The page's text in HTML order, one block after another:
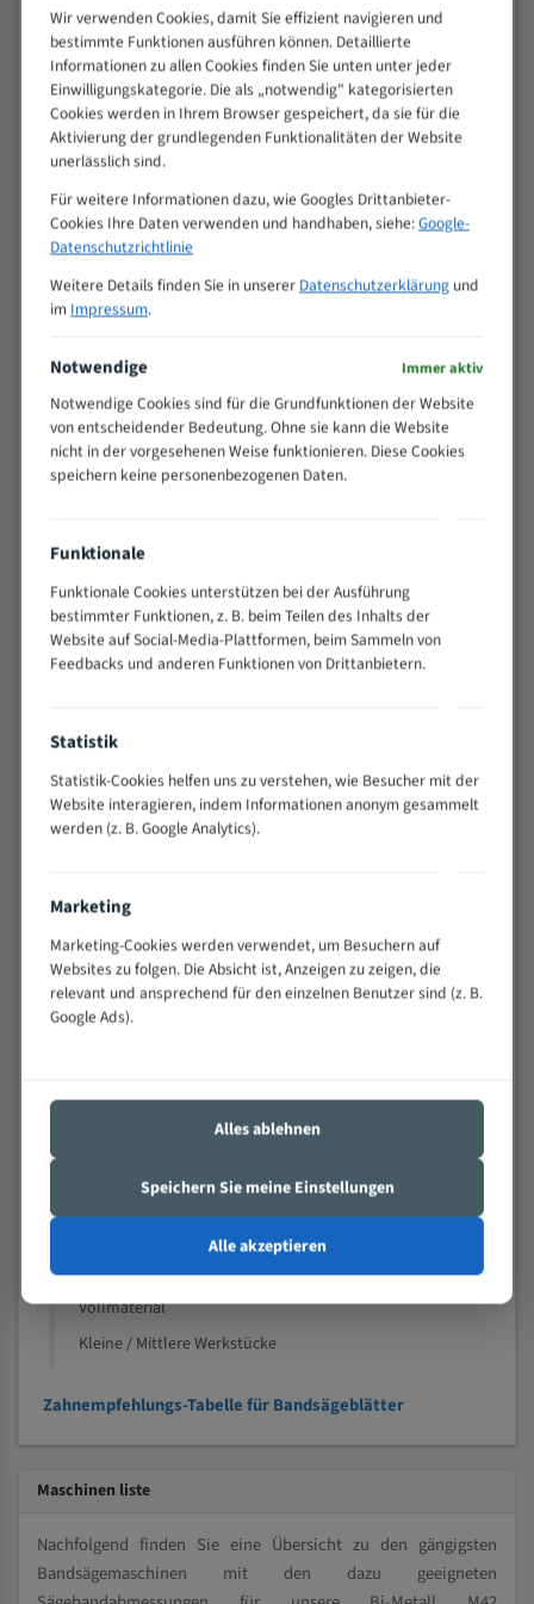
30
4/5
50
80
> 100
VOLLMATERIAL
M (mm)
Zähne pro
Zoll (ZpZ))
>
10/14
15 - 40
8/12
25 - 50
35 - 70
80 - 180
3/4
130 -
350
2/3
200 -
> 500
0,75/1,25
Vorteile:
Widerstandsfähig gegen Zahnbruch auch bei
schwierigen Werkstücken (Materialmischung,
wechselnde Verbindungslängen)
Sehr geringe Vibration
Technische Beschreibung:
Positiver Spanwinkel
Bandkörper aus hochlegiertem Federstahl
Nichteisenmetalle
Speziell entwickelt für Profile / Rohre
Vollmaterial
Kleine / Mittlere Werkstücke
Zahnempfehlungs-Tabelle für Bandsägeblätter
Maschinen liste
Nachfolgend finden Sie eine Übersicht zu den gängigsten
Bandsägemaschinen mit den dazu geeigneten
Wir verwenden Cookies, damit Sie effizient navigieren und
bestimmte Funktionen ausführen können. Detaillierte
Informationen zu allen Cookies finden Sie unten unter jeder
Einwilligungskategorie. Die als „notwendig" kategorisierten
Cookies werden in Ihrem Browser gespeichert, da sie für die
Aktivierung der grundlegenden Funktionalitäten der Website
unerlässlich sind.
Für weitere Informationen dazu, wie Googles Drittanbieter-
Cookies Ihre Daten verwenden und handhaben, siehe:Google-
Datenschutzrichtlinie
Weitere Details finden Sie in unserer Datenschutzerklärungund
im Impressum.
Notwendige Immer aktiv
Notwendige Cookies sind für die Grundfunktionen der Website
von entscheidender Bedeutung. Ohne sie kann die Website
nicht in der vorgesehenen Weise funktionieren. Diese Cookies
speichern keine personenbezogenen Daten.
Funktionale
Funktionale Cookies unterstützen bei der Ausführung
bestimmter Funktionen, z. B. beim Teilen des Inhalts der
Website auf Social-Media-Plattformen, beim Sammeln von
Feedbacks und anderen Funktionen von Drittanbietern.
Statistik
Statistik-Cookies helfen uns zu verstehen, wie Besucher mit der
Website interagieren, indem Informationen anonym gesammelt
werden (z. B. Google Analytics).
Marketing
Marketing-Cookies werden verwendet, um Besuchern auf
Websites zu folgen. Die Absicht ist, Anzeigen zu zeigen, die
relevant und ansprechend für den einzelnen Benutzer sind (z. B.
Google Ads).
Alles ablehnen
Speichern Sie meine Einstellungen
Alle akzeptieren